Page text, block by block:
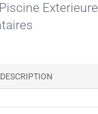
Piscine Exterieure
DESCRIPTION